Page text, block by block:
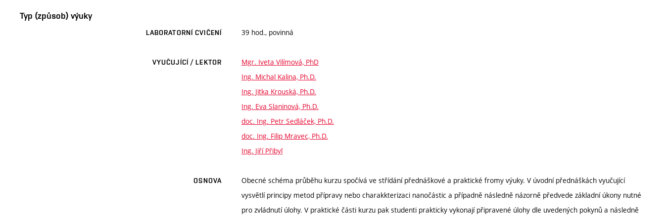
Typ (způsob) výuky
LABORATORNÍ CVIČENÍ 39 hod., povinná
VYUČUJÍCÍ / LEKTOR
Mgr. Iveta Vilímová, PhD
Ing. Michal Kalina, Ph.D.
Ing. Jitka Krouská, Ph.D.
Ing. Eva Slaninová, Ph.D.
doc. Ing. Petr Sedláček, Ph.D.
doc. Ing. Filip Mravec, Ph.D.
Ing. Jiří Přibyl
OSNOVA
Obecné schéma průběhu kurzu spočívá ve střídání přednáškové a praktické fromy výuky. V úvodní přednáškách vyučující
vysvětlí principy metod přípravy nebo charakkterizaci nanočástic a případně následně názorně předvede základní úkony nutné
pro zvládnutí úlohy. V praktické části kurzu pak studenti prakticky vykonají připravené úlohy dle uvedených pokynů a následně